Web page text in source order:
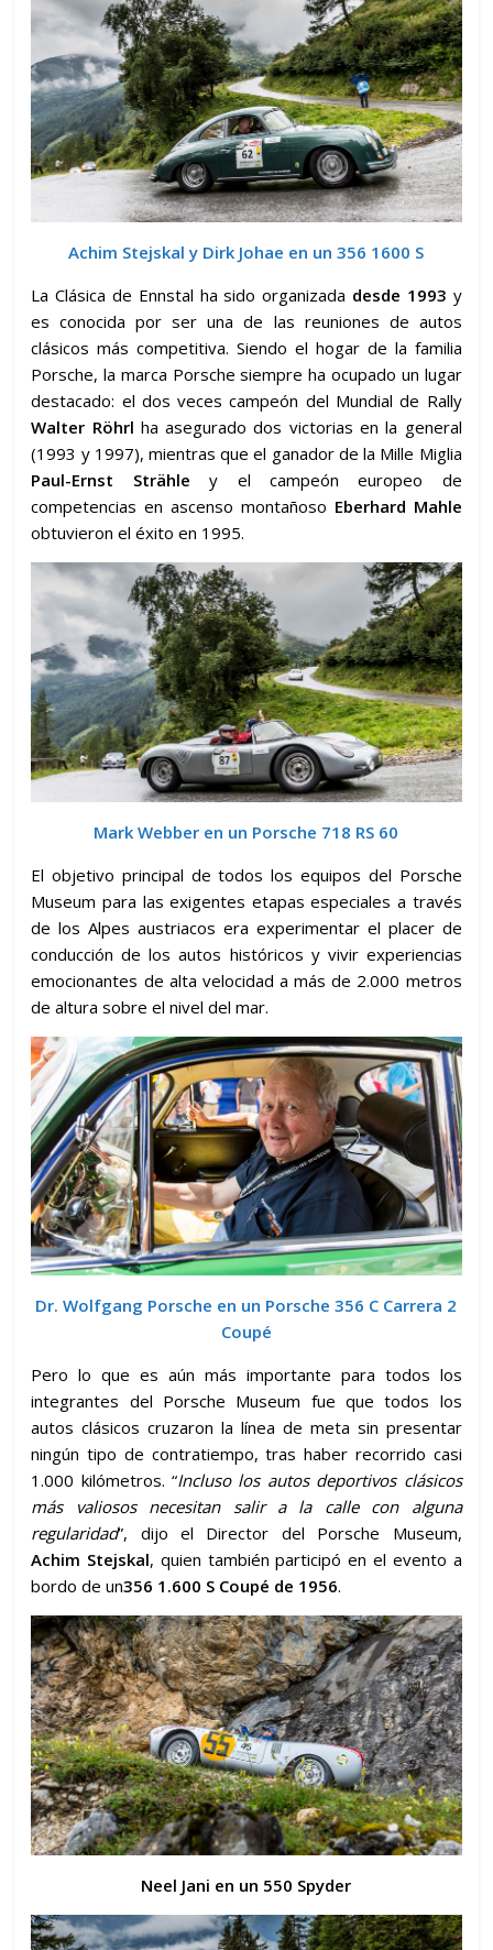
Achim Stejskal y Dirk Johae en un 356 1600 S
La Clásica de Ennstal ha sido organizada desde 1993 y
es conocida por ser una de las reuniones de autos
clásicos más competitiva. Siendo el hogar de la familia
Porsche, la marca Porsche siempre ha ocupado un lugar
destacado: el dos veces campeón del Mundial de Rally
Walter Röhrl ha asegurado dos victorias en la general
(1993 y 1997), mientras que el ganador de la Mille Miglia
Paul-Ernst Strähle y el campeón europeo de
competencias en ascenso montañoso Eberhard Mahle
obtuvieron el éxito en 1995.
Mark Webber en un Porsche 718 RS 60
El objetivo principal de todos los equipos del Porsche
Museum para las exigentes etapas especiales a través
de los Alpes austriacos era experimentar el placer de
conducción de los autos históricos y vivir experiencias
emocionantes de alta velocidad a más de 2.000 metros
de altura sobre el nivel del mar.
Dr. Wolfgang Porsche en un Porsche 356 C Carrera 2
Coupé
Pero lo que es aún más importante para todos los
integrantes del Porsche Museum fue que todos los
autos clásicos cruzaron la línea de meta sin presentar
ningún tipo de contratiempo, tras haber recorrido casi
1.000 kilómetros. “Incluso los autos deportivos clásicos
más valiosos necesitan salir a la calle con alguna
regularidad”, dijo el Director del Porsche Museum,
Achim Stejskal, quien también participó en el evento a
bordo de un356 1.600 S Coupé de 1956.
Neel Jani en un 550 Spyder